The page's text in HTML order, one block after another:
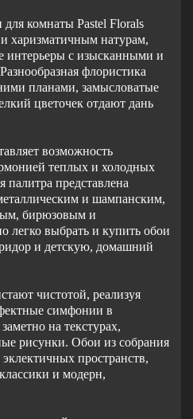
комнаты Pastel Florals
харизматичным натурам,
с изысканными и
флористика
планами, замысловатые
цветочек отдают дань
возможность
теплых и холодных
палитра представлена
и шампанским,
бирюзовым и
легко выбрать и купить обои
и детскую, домашний
чистотой, реализуя
симфонии в
на текстурах,
рисунки. Обои из собрания
пространств,
и модерн,